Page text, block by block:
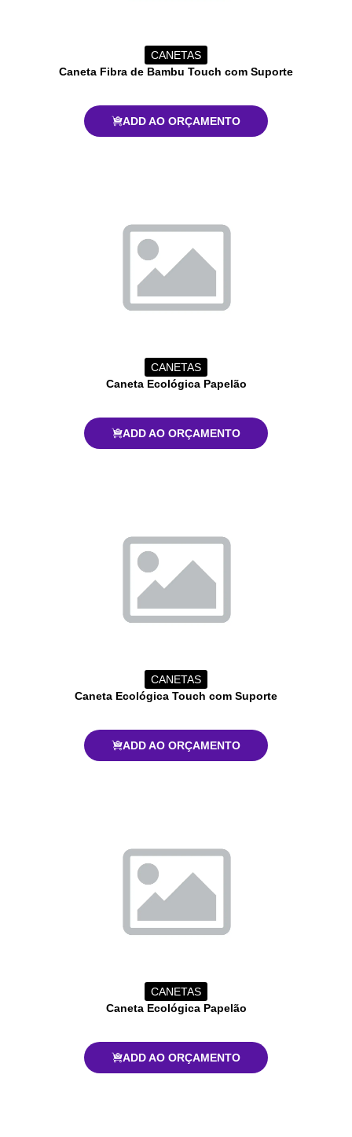
CANETAS
Caneta Fibra de Bambu Touch com Suporte
ADD AO ORÇAMENTO
CANETAS
Caneta Ecológica Papelão
ADD AO ORÇAMENTO
CANETAS
Caneta Ecológica Touch com Suporte
ADD AO ORÇAMENTO
CANETAS
Caneta Ecológica Papelão
ADD AO ORÇAMENTO